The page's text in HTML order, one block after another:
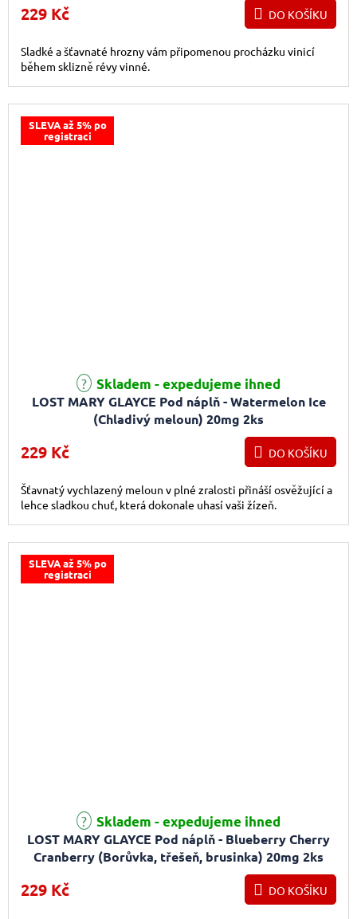
229 Kč DO KOŠÍKU
Sladké a šťavnaté hrozny vám připomenou procházku vinicí
během sklizně révy vinné.
SLEVA až 5% po
registraci
LOST MARY GLAYCE Pod náplň - Watermelon Ice
(Chladivý meloun) 20mg 2ks
Skladem - expedujeme ihned
229 Kč DO KOŠÍKU
Šťavnatý vychlazený meloun v plné zralosti přináší osvěžující a
lehce sladkou chuť, která dokonale uhasí vaši žízeň.
SLEVA až 5% po
registraci
LOST MARY GLAYCE Pod náplň - Blueberry Cherry
Cranberry (Borůvka, třešeň, brusinka) 20mg 2ks
Skladem - expedujeme ihned
229 Kč DO KOŠÍKU